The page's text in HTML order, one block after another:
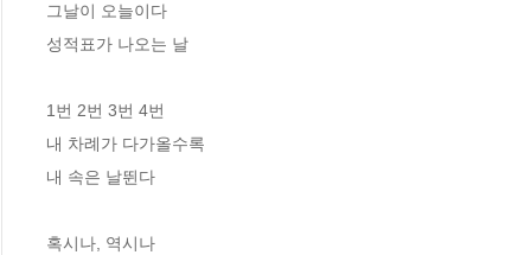
그날이 오늘이다
성적표가 나오는 날
1번 2번 3번 4번
내 차례가 다가올수록
내 속은 날뛴다
혹시나, 역시나